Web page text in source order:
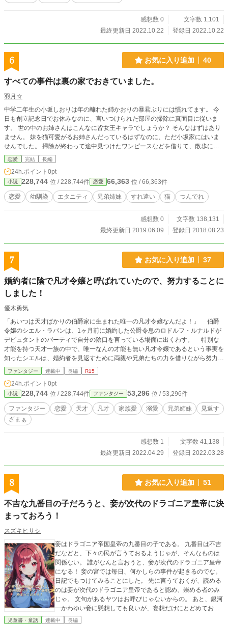
感想数 0
文字数 1,101
最終更新日 2022.10.22
登録日 2022.10.22
6 お気に入り追加 40
すべての事件は裏の家でおきていました。
羽月☆
中学二年生の小坂しおりは年の離れた姉かおりの暴君ぶりには慣れてます。 今
日も創立記念日でお休みなのに、言いつけられた部屋の掃除に真面目に従いま
す。 世の中のお姉さんはこんなに皆女王キャラでしょうか？ そんなはずはあり
ません。 妹を猫可愛がるお姉さんだっているはずなのに、ただ小坂家にはいま
せんでした。 掃除が終わって途中見つけたワンピースなどを借りて、散歩に出
かけて見つけたのは捨て猫でした。 先に見つけた人がいました
が・・・・・・。 委員長・・・・。 まさか裏の家が委員長のおじいさんの家だ
なんて知らなかった。 簡単に敷居をまたげない家。 それでもすべてが許されて
いて、とても大切な場所になりました。 クラスメートの名木一総（なぎかず
さ）君。 委員長としか呼んだことのない委員長。 ちょっとづつ仲良くなりなが
ら、中学生の狭い世界で繰り広げられる可愛いやり取り。 しおりと一総、おじ
恋愛 完結 長編
24h.ポイント 0pt
小説 228,744 位 / 228,744件 恋愛 66,363 位 / 66,363件
恋愛 幼馴染 エタニティ 兄弟姉妹 すれ違い 猫 つんでれ
感想数 0
文字数 138,131
最終更新日 2019.06.09
登録日 2018.08.23
7 お気に入り追加 37
婚約者に陰で凡才令嬢と呼ばれていたので、努力することに
しました！
優木勇気
「あいつは天才ばかりの伯爵家に生まれた唯一の凡才令嬢なんだよ！」 伯爵
令嬢のシエル・ラパンは、1ヶ月前に婚約した公爵令息のロドルフ・ルナルドが
デビュタントのパーティで自分の陰口を言っている場面に出くわす。 特別な
才能を持つ天才一族の中で、唯一なんの才能も無い凡才令嬢であるという事実を
知ったシエルは、婚約者を見返すために両親や兄弟たちの力を借りながら努力を
始めるのだった……
ファンタジー 連載中 長編 R15
24h.ポイント 0pt
小説 228,744 位 / 228,744件 ファンタジー 53,296 位 / 53,296件
ファンタジー 恋愛 天才 凡才 家族愛 溺愛 兄弟姉妹
見返す
ざまぁ
感想数 1
文字数 41,138
最終更新日 2022.04.29
登録日 2022.03.28
8 お気に入り追加 51
不吉な九番目の子だろうと、妾が次代のドラゴニア皇帝に決
まっておろう！
スズキヒサシ
妾はドラゴニア帝国皇帝の九番目の子である。 九番目は不吉
だなどと、下々の民が言うておるようじゃが、そんなものは
関係ない。 誰がなんと言おうと、妾が次代のドラゴニア皇帝
になる！ 妾の宮では毎日、何かしらの事件が起きるのでな。
日記でもつけてみることにした。 先に言うておくが、読める
のは妾が次代のドラゴニア皇帝であると認め、崇める者のみ
じゃ。 文句があるヤツはお呼びじゃないからの。 あと、銀河
一かわゆい妾に懸想しても良いが、妄想だけにとどめておく
のじゃぞ。 妾は竜族。人族とは一緒にはなれぬからな。 追
児童書・童話 連載中 長編